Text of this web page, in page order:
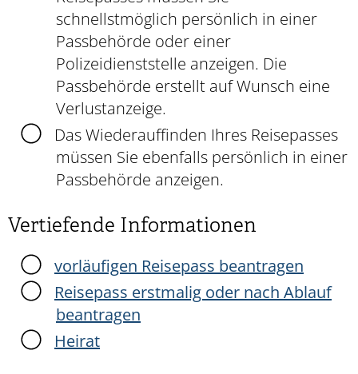
schnellstmöglich persönlich in einer
Passbehörde oder einer
Polizeidienststelle anzeigen. Die
Passbehörde erstellt auf Wunsch eine
Verlustanzeige.
Das Wiederauffinden Ihres Reisepasses
müssen Sie ebenfalls persönlich in einer
Passbehörde anzeigen.
Vertiefende Informationen
vorläufigen Reisepass beantragen
Reisepass erstmalig oder nach Ablauf
beantragen
Heirat